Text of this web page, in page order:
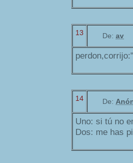
13 De: av
14 De:
Uno: si tú no
Dos: me has